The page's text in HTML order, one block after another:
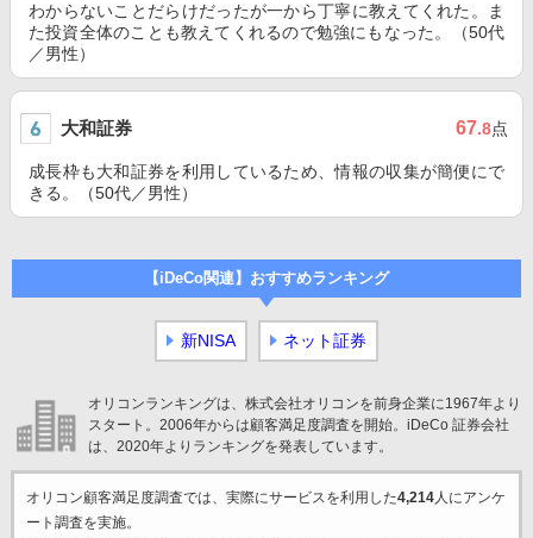
わからないことだらけだったが一から丁寧に教えてくれた。ま
た投資全体のことも教えてくれるので勉強にもなった。（50代
／男性）
大和証券 67.8点
成長枠も大和証券を利用しているため、情報の収集が簡便にで
きる。（50代／男性）
【iDeCo関連】おすすめランキング
新NISA ネット証券
オリコンランキングは、株式会社オリコンを前身企業に1967年より
スタート。2006年からは顧客満足度調査を開始。iDeCo 証券会社
は、2020年よりランキングを発表しています。
オリコン顧客満足度調査では、実際にサービスを利用した4,214人にアンケ
ート調査を実施。